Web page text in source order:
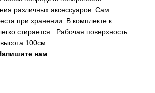
различных аксессуаров. Сам
при хранении. В комплекте к
стирается. Рабочая поверхность
100см.
нам